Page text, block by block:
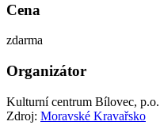
Cena
zdarma
Organizátor
Kulturní centrum Bílovec, p.o.
Zdroj: Moravské Kravařsko